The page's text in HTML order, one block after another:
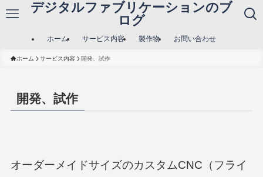
デジタルファブリケーションのブ
ログ
ホーム サービス内容 製作物 お問い合わせ
ホーム サービス内容 開発、試作
開発、試作
オーダーメイドサイズのカスタムCNC（フライ